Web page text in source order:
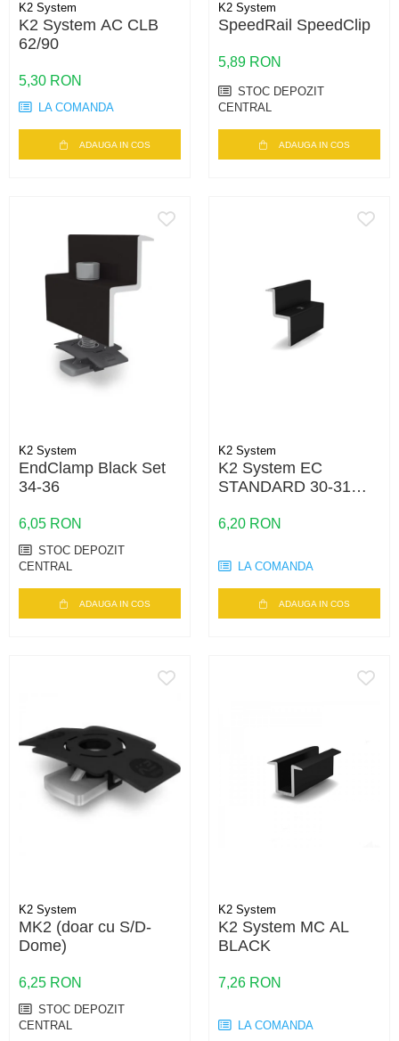
K2 System
K2 System AC CLB
62/90
5,30 RON
LA COMANDA
ADAUGA IN COS
K2 System
SpeedRail SpeedClip
5,89 RON
STOC DEPOZIT
CENTRAL
ADAUGA IN COS
K2 System
EndClamp Black Set
34-36
6,05 RON
STOC DEPOZIT
CENTRAL
ADAUGA IN COS
K2 System
K2 System EC
STANDARD 30-31
6,20 RON
LA COMANDA
ADAUGA IN COS
K2 System
MK2 (doar cu S/D-
Dome)
6,25 RON
STOC DEPOZIT
CENTRAL
K2 System
K2 System MC AL
BLACK
7,26 RON
LA COMANDA